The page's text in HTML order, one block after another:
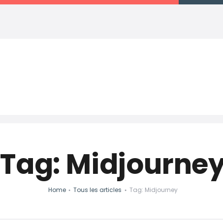
Tag:
Home Tous les articles Tag: Midjourney